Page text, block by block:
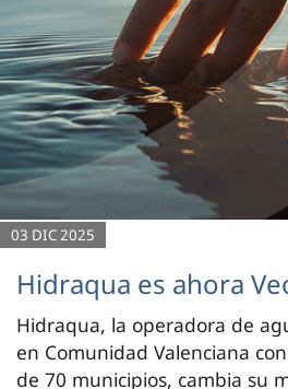
03 DIC 2025
Hidraqua es ahora
Hidraqua, la operadora de
en Comunidad Valenciana
de 70 municipios, cambia su